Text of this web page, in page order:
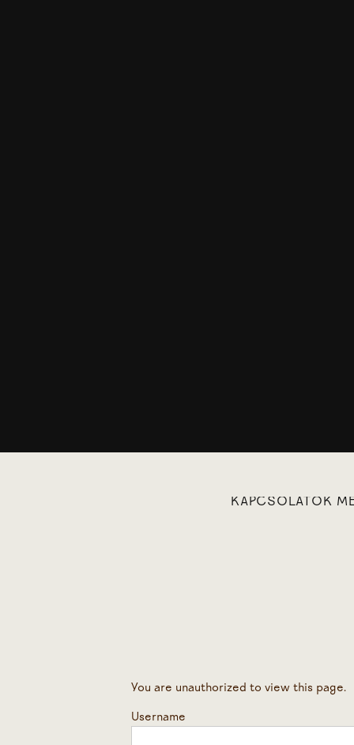
You are unauthorized to view this page.
Username
KAPCSOLATOK